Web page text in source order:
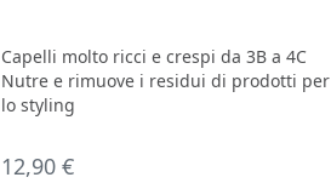
Capelli molto ricci e crespi da 3B a 4C
Nutre e rimuove i residui di prodotti per
lo styling
12,90 €